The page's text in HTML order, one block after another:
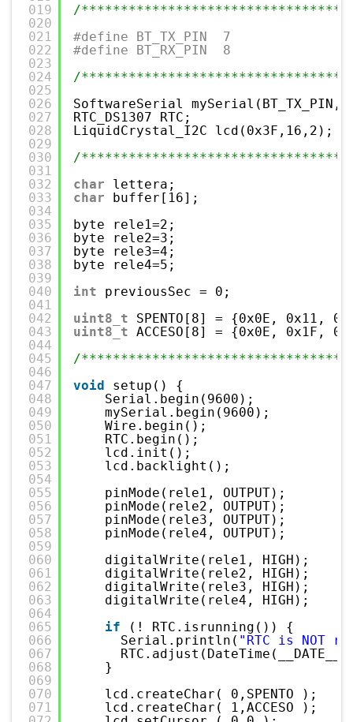
019
020
021
022
023
024
025
026
027
028
029
030
031
032
033
034
035
036
037
038
039
040
041
042
043
044
045
046
047
048
049
050
051
052
053
054
055
056
057
058
059
060
061
062
063
064
065
066
067
068
069
070
071
/
#define BT_TX_PIN  7
#define BT_RX_PIN  8
/
SoftwareSerial mySerial(BT_TX_PIN,
RTC_DS1307 RTC;
LiquidCrystal_I2C lcd(0x3F,16,2);
/
char
lettera;
char
buffer[16];
byte rele1=2;
byte rele2=3;
byte rele3=4;
byte rele4=5;
int
previousSec = 0;
uint8_t
SPENTO[8] = {0x0E, 0x11,
uint8_t ACCESO[8] = {0x0E, 0x1F,
/
void
setup() {
Serial.begin(9600);
mySerial.begin(9600);
Wire.begin();
RTC.begin();
lcd.init();
lcd.backlight();
pinMode(rele1, OUTPUT);
pinMode(rele2, OUTPUT);
pinMode(rele3, OUTPUT);
pinMode(rele4, OUTPUT);
digitalWrite(rele1, HIGH);
digitalWrite(rele2, HIGH);
digitalWrite(rele3, HIGH);
digitalWrite(rele4, HIGH);
if
(! RTC.isrunning()) {
Serial.println( "RTC is NOT
}
lcd.createChar( 0,SPENTO );
lcd.createChar( 1,ACCESO );